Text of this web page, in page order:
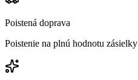
Poistená doprava
Poistenie na plnú hodnotu zásielky